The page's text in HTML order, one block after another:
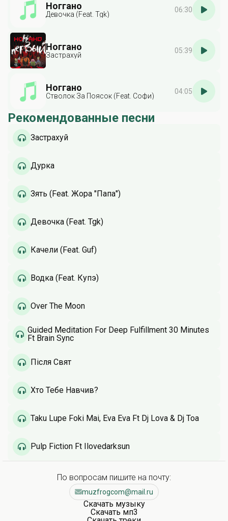
Ноггано
Девочка (Feat. Tgk)
06:30
Ноггано
Застрахуй
05:39
Ноггано
Стволок За Поясок (Feat. Софи)
04:05
Рекомендованные песни
Застрахуй
Дурка
Зять (Feat. Жора "Папа")
Девочка (Feat. Tgk)
Качели (Feat. Guf)
Водка (Feat. Купэ)
Over The Moon
Guided Meditation For Deep Fulfillment 30 Minutes
Ft Brain Sync
Після Свят
Хто Тебе Навчив?
Taku Lupe Foki Mai, Eva Eva Ft Dj Lova & Dj Toa
Pulp Fiction Ft Ilovedarksun
По вопросам пишите на почту:
muzfrogcom@mail.ru
Скачать музыку
Скачать мп3